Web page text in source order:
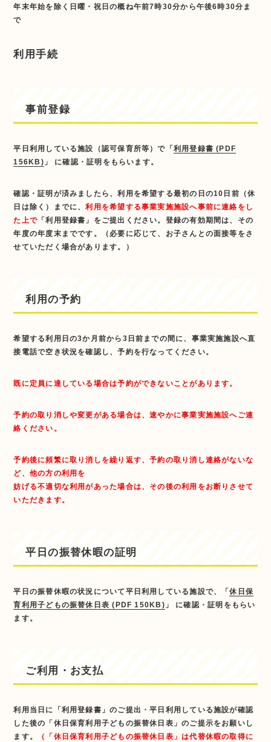
年末年始を除く日曜・祝日の概ね午前7時30分から午後6時30分ま
で
利用手続
事前登録
平日利用している施設（認可保育所等）で「利用登録書 (PDF
156KB) 」 に確認・証明をもらいます。
確認・証明が済みましたら、利用を希望する最初の日の10日前（休
日は除く）までに、利用を希望する事業実施施設へ事前に連絡をし
た上で 「利用登録書」をご提出ください。登録の有効期間は、その
年度の年度末までです。（必要に応じて、お子さんとの面接等をさ
せていただく場合があります。）
利用の予約
希望する利用日の3か月前から3日前までの間に、事業実施施設へ直
接電話で空き状況を確認し、予約を行なってください。
既に定員に達している場合は予約ができないことがあります。
予約の取り消しや変更がある場合は、速やかに事業実施施設へご連
絡ください。
予約後に頻繁に取り消しを繰り返す、予約の取り消し連絡がないな
ど、他の方の利用を
妨げる不適切な利用があった場合は、その後の利用をお断りさせて
いただきます。
平日の振替休暇の証明
平日の振替休暇の状況について平日利用している施設で、「休日保
育利用子どもの振替休日表 (PDF 150KB) 」 に確認・証明をもらい
ます。
ご利用・お支払
利用当日に「利用登録書」のご提出・平日利用している施設が確認
した後の「休日保育利用子どもの振替休日表」のご提示をお願いし
ます。
（「休日保育利用子どもの振替休日表」は代替休暇の取得に